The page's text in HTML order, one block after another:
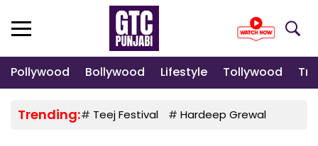
Pollywood Bollywood Lifestyle Tollywood
Trending:# Teej Festival # Hardeep Grewal